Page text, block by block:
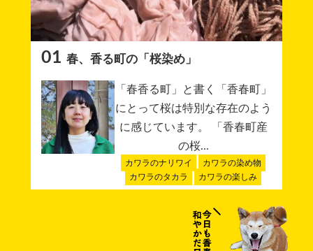
01 春、香る町の「桜染め」
「春香る町」と書く「香春町」
にとって桜は特別な存在のよう
に感じています。 「香春町産
の桜...
カワラのナリワイ
カワラの染め物
カワラのタカラ
カワラの楽しみ